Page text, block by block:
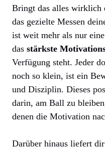
Bringt das alles wirklich
das gezielte Messen
ist weit mehr als nur
das stärkste
Verfügung steht. Jeder
noch so klein, ist ein
und Disziplin. Dieses
darin, am Ball zu
denen die Motivation
Darüber hinaus liefert